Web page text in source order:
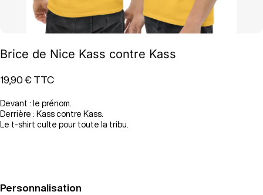
Brice de Nice Kass contre Kass
19,90 € TTC
Devant : le prénom.
Derrière : Kass contre Kass.
Le t-shirt culte pour toute la tribu.
Personnalisation